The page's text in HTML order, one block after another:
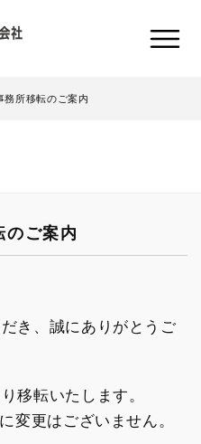
務所移転のご案内
のご案内
き、誠にありがとうご
移転いたします。
変更はございません。